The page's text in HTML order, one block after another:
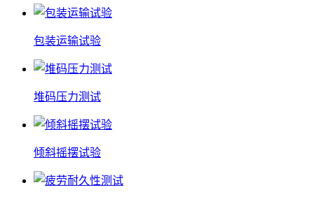
包装运输试验
堆码压力测试
倾斜摇摆试验